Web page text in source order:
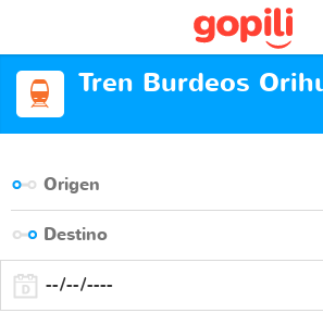
Tren Burdeos